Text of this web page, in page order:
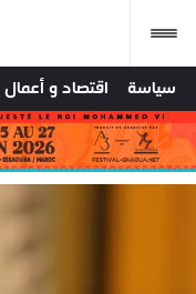
سياسة اقتصاد و أعمال